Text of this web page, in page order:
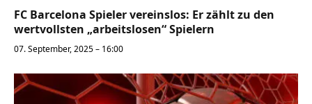
FC Barcelona Spieler vereinslos: Er zählt zu den
wertvollsten „arbeitslosen“ Spielern
07. September, 2025 – 16:00